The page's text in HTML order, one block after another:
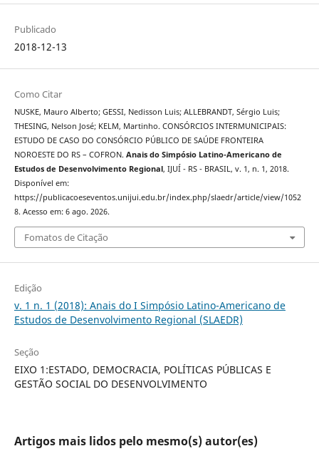
Publicado
2018-12-13
Como Citar
NUSKE, Mauro Alberto; GESSI, Nedisson Luis; ALLEBRANDT, Sérgio Luis;
THESING, Nelson José; KELM, Martinho. CONSÓRCIOS INTERMUNICIPAIS:
ESTUDO DE CASO DO CONSÓRCIO PÚBLICO DE SAÚDE FRONTEIRA
NOROESTE DO RS – COFRON. Anais do Simpósio Latino-Americano de
Estudos de Desenvolvimento Regional, IJUÍ - RS - BRASIL, v. 1, n. 1, 2018.
Disponível em:
https://publicacoeseventos.unijui.edu.br/index.php/slaedr/article/view/1052
8. Acesso em: 6 ago. 2026.
Fomatos de Citação
Edição
v. 1 n. 1 (2018): Anais do I Simpósio Latino-Americano de
Estudos de Desenvolvimento Regional (SLAEDR)
Seção
EIXO 1:ESTADO, DEMOCRACIA, POLÍTICAS PÚBLICAS E
GESTÃO SOCIAL DO DESENVOLVIMENTO
Artigos mais lidos pelo mesmo(s) autor(es)